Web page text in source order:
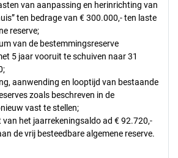
van aanpassing en herinrichting van
ten bedrage van € 300.000,- ten laste
reserve;
van de bestemmingsreserve
5 jaar vooruit te schuiven naar 31
aanwending en looptijd van bestaande
zoals beschreven in de
vast te stellen;
van het jaarrekeningsaldo ad € 92.720,-
de vrij besteedbare algemene reserve.